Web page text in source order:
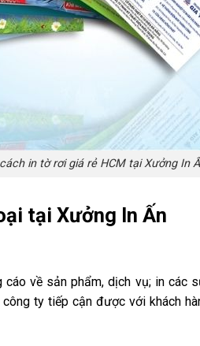
in tờ rơi giá rẻ HCM tại Xưởng In
tại Xưởng In Ấn
về sản phẩm, dịch vụ; in các
ty tiếp cận được với khách